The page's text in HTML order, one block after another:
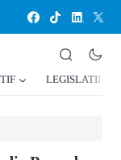
LEGISLATIF